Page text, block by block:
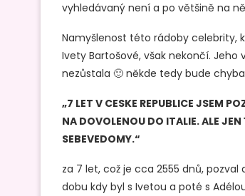
vyhledávaný není a po většině na
Namyšlenost této rádoby celebrity,
Ivety Bartošové, však nekončí. Jeho
nezůstala 🙂 někde tedy bude
„7 LET V CESKE REPUBLICE JSEM
NA DOVOLENOU DO ITALIE. ALE
SEBEVEDOMY.“
za 7 let, což je cca 2555 dnů,
dobu kdy byl s Ivetou a poté s